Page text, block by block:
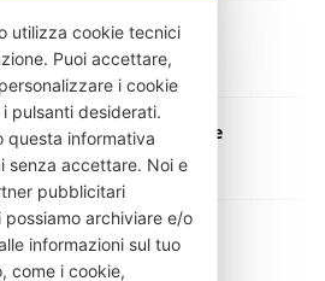
il personale sanitario
2023 Press Italia
– Malattie Infettive
2023 Press Italia
2023 Press Italia
utilizza cookie tecnici
Puoi accettare,
i cookie
pulsanti desiderati.
questa informativa
senza accettare. Noi e
pubblicitari
possiamo archiviare e/o
informazioni sul tuo
come i cookie,